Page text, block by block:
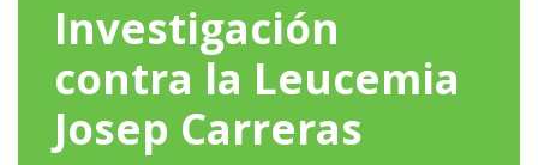
Investigación
contra la Leucemia
Josep Carreras